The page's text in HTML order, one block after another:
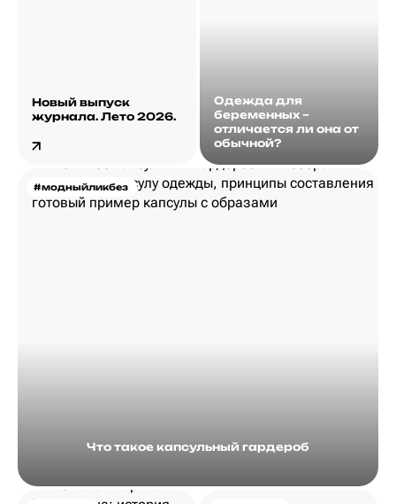
Новый выпуск
журнала. Лето 2026.
Одежда для
беременных –
отличается ли она от
обычной?
#модныйликбез
Что такое капсульный гардероб